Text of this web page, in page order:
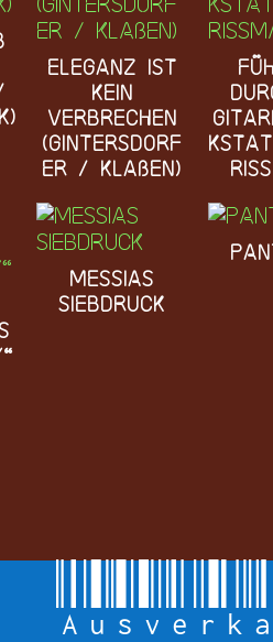
ELEGANZ IST
KEIN
VERBRECHEN
(Gintersdorf
er / Klaßen)
Messias
Siebdruck